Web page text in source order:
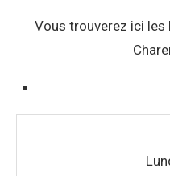
Vous trouverez ici les